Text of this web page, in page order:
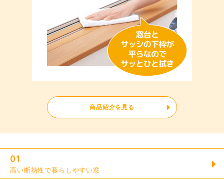
商品紹介を見る
01
高い断熱性で暮らしやすい窓